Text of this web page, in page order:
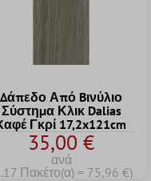
Δάπεδο Από Bινύλιο
Σύστημα Κλικ Dalias
Γκρί 17,2x121cm
35,00 €
ανά
Πακέτο(α) = 75,96 €)